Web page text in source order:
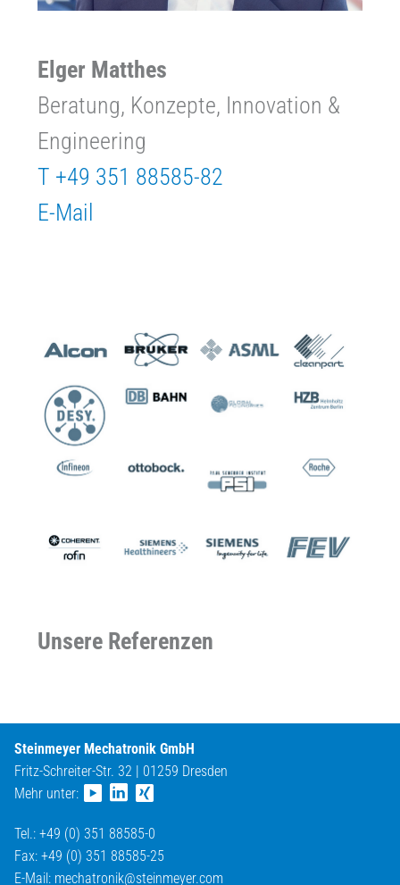
Elger Matthes
Beratung, Konzepte, Innovation &
Engineering
T +49 351 88585-82
E-Mail
Unsere Referenzen
Steinmeyer Mechatronik GmbH
Fritz-Schreiter-Str. 32 | 01259 Dresden
Mehr unter:
Tel.: +49 (0) 351 88585-0
Fax: +49 (0) 351 88585-25
E-Mail: mechatronik@steinmeyer.com